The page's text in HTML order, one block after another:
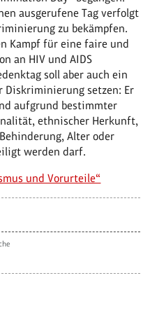
ausgerufene Tag verfolgt
zu bekämpfen.
Kampf für eine faire und
an HIV und AIDS
soll aber auch ein
Diskriminierung setzen: Er
aufgrund bestimmter
ethnischer Herkunft,
Alter oder
werden darf.
und Vorurteile“